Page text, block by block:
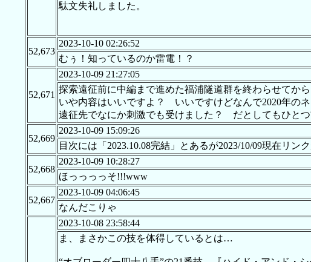
駄文失礼しました。
52,673
2023-10-10 02:26:52
むぅ！知っているのか雷電！？
52,671
2023-10-09 21:27:05
探索遠征前に中編まで進めた福浦隧道群を終わらせて
いや内容はいいですよ？ いいですけどなんで2020年
遠征先でなにか刺激でも受けました？ だとしてもひと
52,669
2023-10-09 15:09:26
目次には「2023.10.08完結」とあるが2023/10/09現在リ
52,668
2023-10-09 10:28:27
ほっっっっそ!!!www
52,667
2023-10-09 04:06:45
なんだこりゃ
2023-10-08 23:58:44
ま、まさかこの技を体得しているとは…